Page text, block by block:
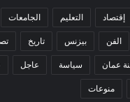
إقتصاد التعليم الجامعات
الفن بيزنس تاريخ
عمان سياسة عاجل
منوعات